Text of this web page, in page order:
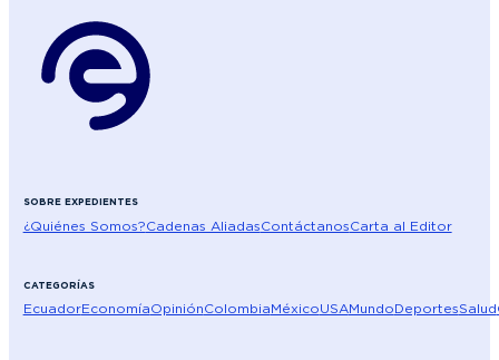
SOBRE EXPEDIENTES
¿Quiénes Somos?Cadenas AliadasContáctanosCarta al Editor
CATEGORÍAS
EcuadorEconomíaOpiniónColombiaMéxicoUSAMundoDeportesSalud